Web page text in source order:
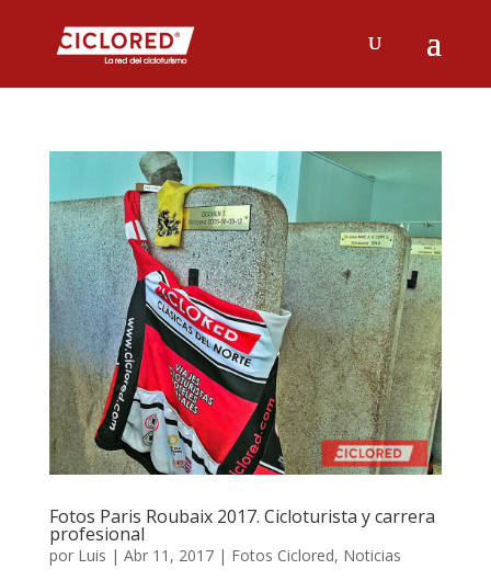
Fotos Paris Roubaix 2017. Cicloturista y carrera
profesional
por Luis | Abr 11, 2017| Fotos Ciclored, Noticias